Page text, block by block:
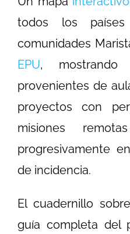
todos los
comunidades
EPU,
provenientes de
proyectos con
misiones
progresivamente
de incidencia.
El cuadernillo
guía completa del